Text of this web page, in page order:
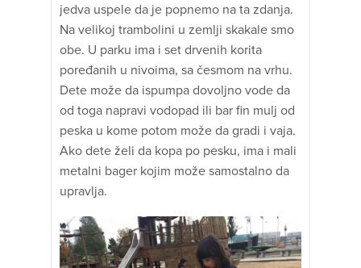
jedva uspele da je popnemo na ta zdanja.
Na velikoj trambolini u zemlji skakale smo
obe. U parku ima i set drvenih korita
poređanih u nivoima, sa česmom na vrhu.
Dete može da ispumpa dovoljno vode da
od toga napravi vodopad ili bar fin mulj od
peska u kome potom može da gradi i vaja.
Ako dete želi da kopa po pesku, ima i mali
metalni bager kojim može samostalno da
upravlja.